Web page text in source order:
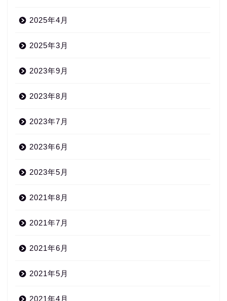
2025年4月
2025年3月
2023年9月
2023年8月
2023年7月
2023年6月
2023年5月
2021年8月
2021年7月
2021年6月
2021年5月
2021年4月